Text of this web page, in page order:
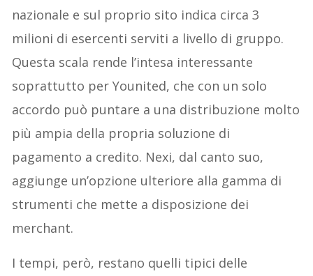
nazionale e sul proprio sito indica circa 3
milioni di esercenti serviti a livello di gruppo.
Questa scala rende l’intesa interessante
soprattutto per Younited, che con un solo
accordo può puntare a una distribuzione molto
più ampia della propria soluzione di
pagamento a credito. Nexi, dal canto suo,
aggiunge un’opzione ulteriore alla gamma di
strumenti che mette a disposizione dei
merchant.
I tempi, però, restano quelli tipici delle